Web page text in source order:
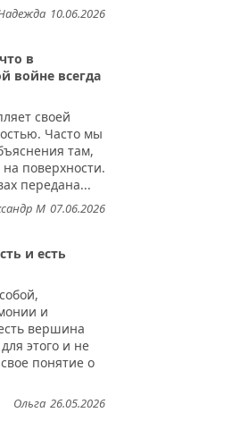
10.06.2026
в
войне всегда
своей
Часто мы
там,
поверхности.
передана...
07.06.2026
М
и есть
и
вершина
этого и не
понятие о
26.05.2026
Ольга